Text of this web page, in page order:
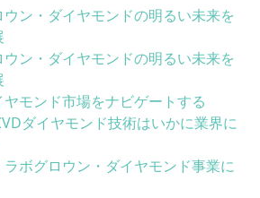
ン・ダイヤモンドの明るい未来を
ン・ダイヤモンドの明るい未来を
モンド市場をナビゲートする
ダイヤモンド技術はいかに業界に
ボグロウン・ダイヤモンド事業に